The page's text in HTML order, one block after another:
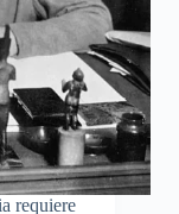
requiere